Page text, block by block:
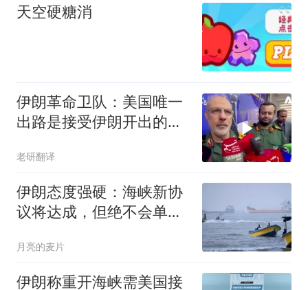
天空硬糖消
伊朗革命卫队：美国唯一
出路是接受伊朗开出的条
会重开
老研翻译
伊朗态度强硬：海峡新协
议将达成，但绝不会单方
月亮的麦片
伊朗称重开海峡需美国接